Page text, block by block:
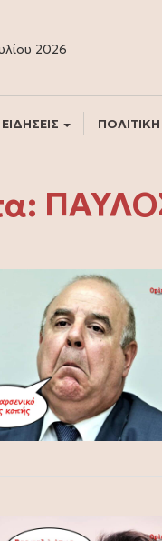
2026
ΕΙΔΗΣΕΙΣ ΠΟΛΙΤΙΚΗ